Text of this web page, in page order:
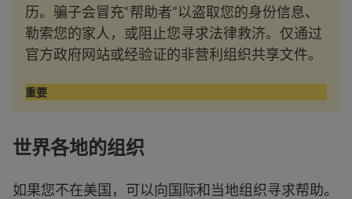
历。骗子会冒充“帮助者”以盗取您的身份信息、
勒索您的家人，或阻止您寻求法律救济。仅通过
官方政府网站或经验证的非营利组织共享文件。
重要
世界各地的组织
如果您不在美国，可以向国际和当地组织寻求帮助。